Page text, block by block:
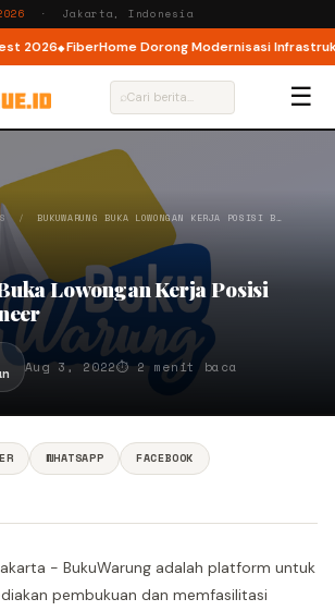
· Jakarta, Indonesia
2026 FiberHome Dorong Modernisasi
⌕ ☰
/ BUKUWARUNG BUKA LOWONGAN KERJA POSISI B…
Lowongan Kerja Posisi
Aug 3, 2022⏱ 2 menit baca
WHATSAPP
FACEBOOK
- BukuWarung adalah platform untuk
pembukuan dan memfasilitasi